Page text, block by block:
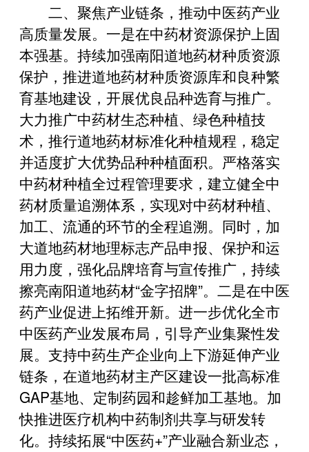
二、聚焦产业链条，推动中医药产业
高质量发展。一是在中药材资源保护上固
本强基。持续加强南阳道地药材种质资源
保护，推进道地药材种质资源库和良种繁
育基地建设，开展优良品种选育与推广。
大力推广中药材生态种植、绿色种植技
术，推行道地药材标准化种植规程，稳定
并适度扩大优势品种种植面积。严格落实
中药材种植全过程管理要求，建立健全中
药材质量追溯体系，实现对中药材种植、
加工、流通的环节的全程追溯。同时，加
大道地药材地理标志产品申报、保护和运
用力度，强化品牌培育与宣传推广，持续
擦亮南阳道地药材“金字招牌”。二是在中医
药产业促进上拓维开新。进一步优化全市
中医药产业发展布局，引导产业集聚性发
展。支持中药生产企业向上下游延伸产业
链条，在道地药材主产区建设一批高标准
GAP基地、定制药园和趁鲜加工基地。加
快推进医疗机构中药制剂共享与研发转
化。持续拓展“中医药+”产业融合新业态，